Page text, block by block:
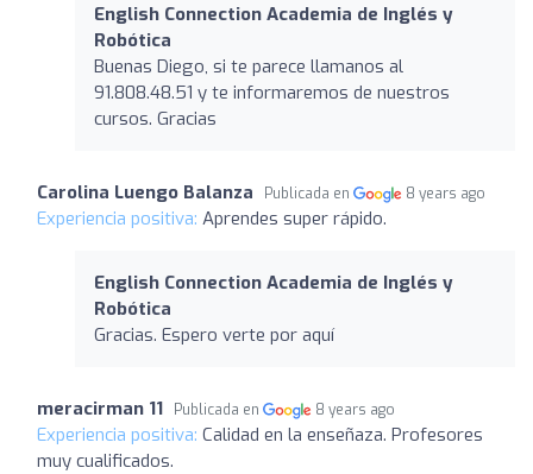
English Connection Academia de Inglés y
Robótica
Buenas Diego, si te parece llamanos al
91.808.48.51 y te informaremos de nuestros
cursos. Gracias
Carolina Luengo Balanza Publicada en 8 years ago
Experiencia positiva: Aprendes super rápido.
English Connection Academia de Inglés y
Robótica
Gracias. Espero verte por aquí
meracirman 11 Publicada en 8 years ago
Experiencia positiva: Calidad en la enseñaza. Profesores
muy cualificados.